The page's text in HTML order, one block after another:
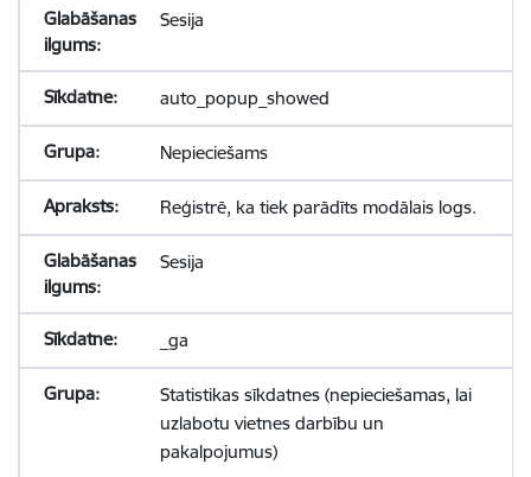
Sesija
auto_popup_showed
Nepieciešams
Reģistrē, ka tiek parādīts modālais logs.
Sesija
_ga
Statistikas sīkdatnes (nepieciešamas, lai
uzlabotu vietnes darbību un
pakalpojumus)